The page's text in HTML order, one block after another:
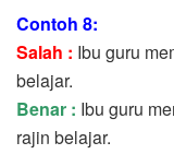
Contoh 8:
Salah : Ibu guru
belajar.
Benar : Ibu guru
rajin belajar.